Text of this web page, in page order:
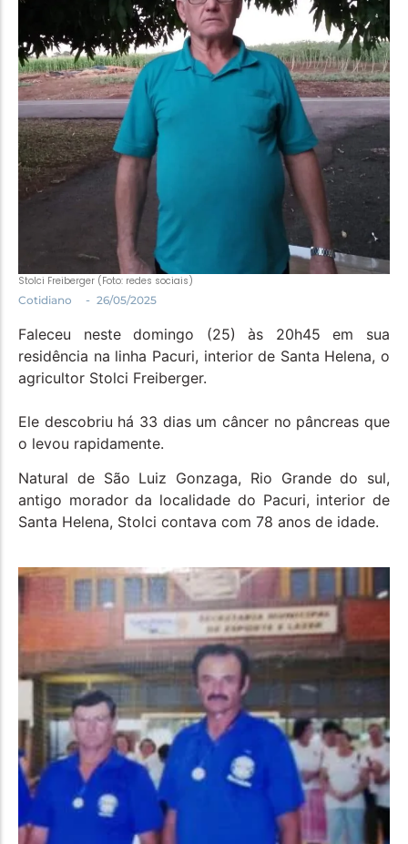
Santa Helena e Região
Saúde e Bem-Estar
Stolci Freiberger (Foto: redes sociais)
Cotidiano
- 26/05/2025
Faleceu neste domingo (25) às 20h45 em sua
residência na linha Pacuri, interior de Santa Helena, o
agricultor Stolci Freiberger.
Ele descobriu há 33 dias um câncer no pâncreas que
o levou rapidamente.
Natural de São Luiz Gonzaga, Rio Grande do sul,
antigo morador da localidade do Pacuri, interior de
Santa Helena, Stolci contava com 78 anos de idade.